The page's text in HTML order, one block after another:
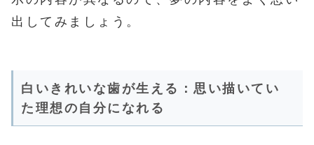
出してみましょう。
白いきれいな歯が生える：思い描いてい
た理想の自分になれる